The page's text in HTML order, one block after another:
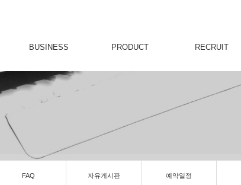
BUSINESS PRODUCT RECRUIT
FAQ 자유게시판 예약일정